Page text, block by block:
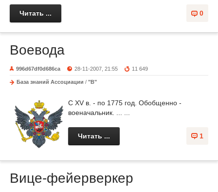
0
Читать ...
Воевода
996d67df0d686ca 28-11-2007, 21:55 11 649
База знаний Ассоциации / "В"
С XV в. - по 1775 год. Обобщен­но -
военачальник. ... ...
1
Читать ...
Вице-фейерверкер